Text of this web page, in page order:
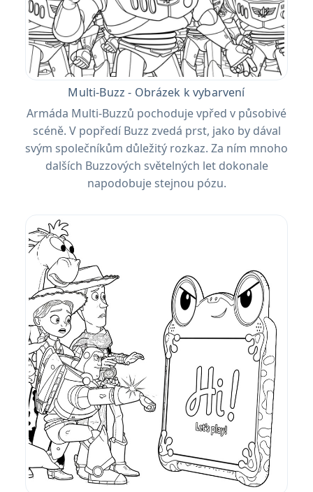
Multi-Buzz - Obrázek k vybarvení
Armáda Multi-Buzzů pochoduje vpřed v působivé
scéně. V popředí Buzz zvedá prst, jako by dával
svým společníkům důležitý rozkaz. Za ním mnoho
dalších Buzzových světelných let dokonale
napodobuje stejnou pózu.